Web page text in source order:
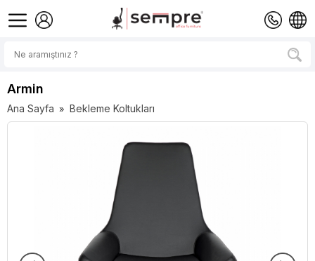
Armin
Ana Sayfa » Bekleme Koltukları